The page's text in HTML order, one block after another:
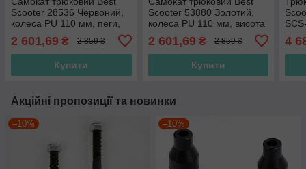
Scooter 28536 Червоний,
колеса PU 110 мм, пеги,
Анодоване фарбування,
висота 85 см
2 601,69 ₴ 2 859 ₴
Купити
Scooter 53880 Золотий,
колеса PU 110 мм, висота
85 см, пеги, алюмінієвий
диск і дека
2 601,69 ₴ 2 859 ₴
Купити
4
Акційні пропозиції та новинки
–10% –10%